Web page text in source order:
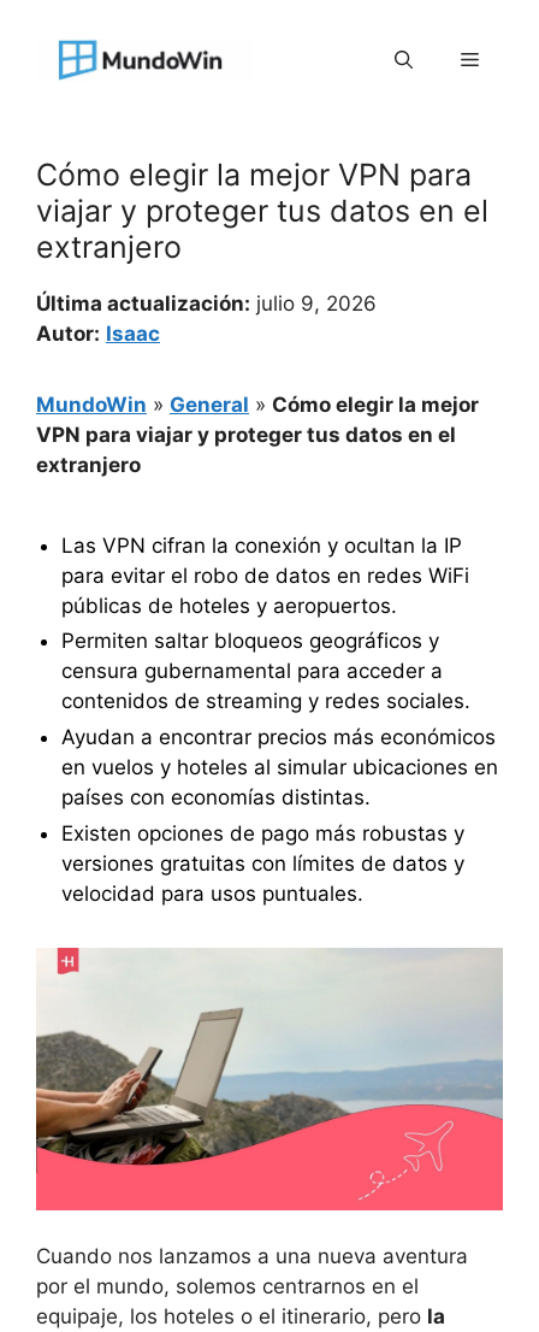
contenido
Menú
Cómo elegir la mejor VPN para
viajar y proteger tus datos en el
extranjero
Última actualización: julio 9, 2026
Autor: Isaac
MundoWin » General » Cómo elegir la mejor
VPN para viajar y proteger tus datos en el
extranjero
Las VPN cifran la conexión y ocultan la IP
para evitar el robo de datos en redes WiFi
públicas de hoteles y aeropuertos.
Permiten saltar bloqueos geográficos y
censura gubernamental para acceder a
contenidos de streaming y redes sociales.
Ayudan a encontrar precios más económicos
en vuelos y hoteles al simular ubicaciones en
países con economías distintas.
Existen opciones de pago más robustas y
versiones gratuitas con límites de datos y
velocidad para usos puntuales.
Cuando nos lanzamos a una nueva aventura
por el mundo, solemos centrarnos en el
equipaje, los hoteles o el itinerario, pero la